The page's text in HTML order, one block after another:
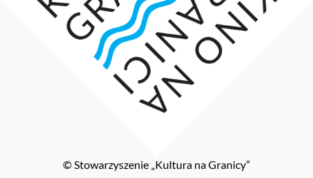
© Stowarzyszenie „Kultura na Granicy”